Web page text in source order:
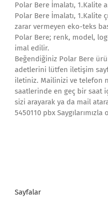
Polar Bere İmalatı, 1.Kalite
Polar Bere İmalatı, 1.Kalite
zarar vermeyen eko-teks
Polar Bere; renk, model,
imal edilir.
Beğendiğiniz Polar Bere
adetlerini lütfen iletişim
iletiniz. Mailinizi ve telefon
saatlerinde en geç bir saat
sizi arayarak ya da mail
5450110 pbx
Sayfalar